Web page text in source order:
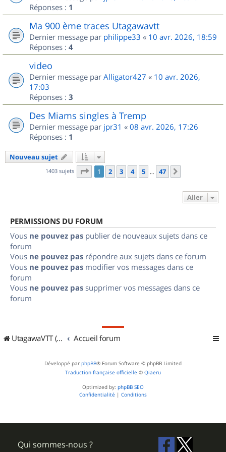
Réponses : 1
Ma 900 ème traces Utagawavtt
Dernier message par philippe33 « 10 avr. 2026, 18:59
Réponses : 4
video
Dernier message par Alligator427 « 10 avr. 2026,
17:03
Réponses : 3
Des Miams singles à Tremp
Dernier message par jpr31 « 08 avr. 2026, 17:26
Réponses : 1
Nouveau sujet
1403 sujets Page 1sur
1 2 3 4 5 … 47
Aller
PERMISSIONS DU FORUM
Vous ne pouvez pas publier de nouveaux sujets dans ce
forum
Vous ne pouvez pas répondre aux sujets dans ce forum
Vous ne pouvez pas modifier vos messages dans ce
forum
Vous ne pouvez pas supprimer vos messages dans ce
forum
UtagawaVTT (Randos VTT et VTTAE avec traces GPS) Accueil forum
Développé par phpBB® Forum Software © phpBB Limited
Traduction française officielle © Qiaeru
Optimized by: phpBB SEO
Confidentialité | Conditions
Qui sommes-nous ?